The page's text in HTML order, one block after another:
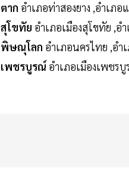
ตาก อำเภอท่าสองยาง ,อำเภอ
สุโขทัย อำเภอเมืองสุโขทัย ,อ
พิษณุโลก อำเภอนครไทย ,อำ
เพชรบูรณ์ อำเภอเมืองเพชร